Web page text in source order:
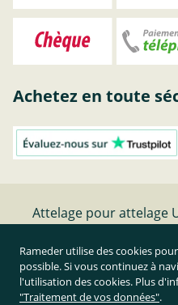
Achetez en toute
Attelage pour attelage
Résilier
Rameder utilise des cookies
possible. Si vous continuez à
l'utilisation des cookies. Plus
"Traitement de vos données".